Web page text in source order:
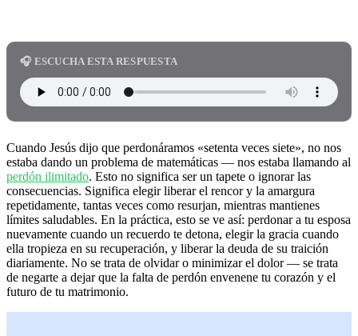
🎧 ESCUCHA ESTA RESPUESTA
Cuando Jesús dijo que perdonáramos «setenta veces siete», no nos
estaba dando un problema de matemáticas — nos estaba llamando al
perdón ilimitado. Esto no significa ser un tapete o ignorar las
consecuencias. Significa elegir liberar el rencor y la amargura
repetidamente, tantas veces como resurjan, mientras mantienes
límites saludables. En la práctica, esto se ve así: perdonar a tu esposa
nuevamente cuando un recuerdo te detona, elegir la gracia cuando
ella tropieza en su recuperación, y liberar la deuda de su traición
diariamente. No se trata de olvidar o minimizar el dolor — se trata
de negarte a dejar que la falta de perdón envenene tu corazón y el
futuro de tu matrimonio.